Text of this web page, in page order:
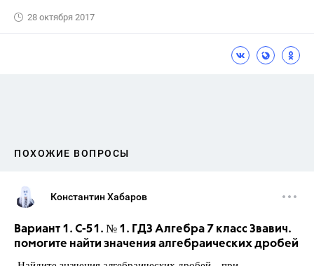
28 октября 2017
ПОХОЖИЕ ВОПРОСЫ
Константин Хабаров
Вариант 1. С-51. № 1. ГДЗ Алгебра 7 класс Звавич.
помогите найти значения алгебраических дробей